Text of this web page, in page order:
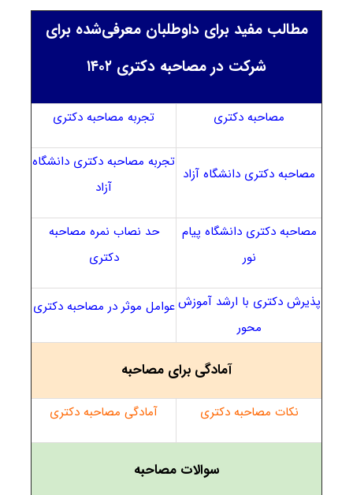
مطالب مفید برای داوطلبان معرفی‌شده برای
شرکت در مصاحبه دکتری ۱۴۰۲
مصاحبه دکتری تجربه مصاحبه دکتری
مصاحبه دکتری دانشگاه آزاد
تجربه مصاحبه دکتری دانشگاه
آزاد
مصاحبه دکتری دانشگاه پیام
نور
حد نصاب نمره مصاحبه
دکتری
پذیرش دکتری با ارشد آموزش
محور
عوامل موثر در مصاحبه دکتری
آمادگی برای مصاحبه
نکات مصاحبه دکتری آمادگی مصاحبه دکتری
سوالات مصاحبه